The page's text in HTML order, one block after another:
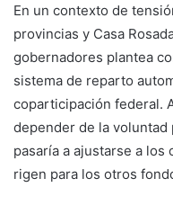
En un contexto de
provincias y Casa
gobernadores plantea
sistema de reparto
coparticipación federal.
depender de la
pasaría a ajustarse a
rigen para los otros